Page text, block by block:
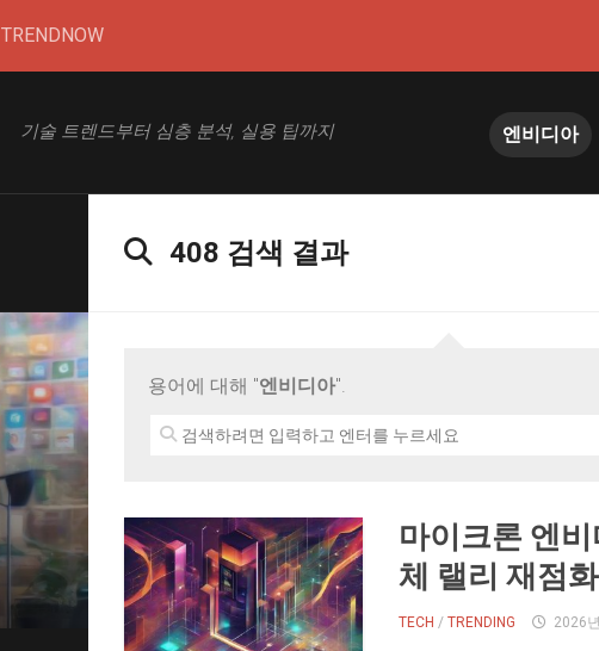
TRENDNOW
기술 트렌드부터 심층 분석, 실용 팁까지 엔비디아
408 검색 결과
용어에 대해 "엔비디아".
마이크론 엔
체 랠리 재점화
TECH /TRENDING 2026